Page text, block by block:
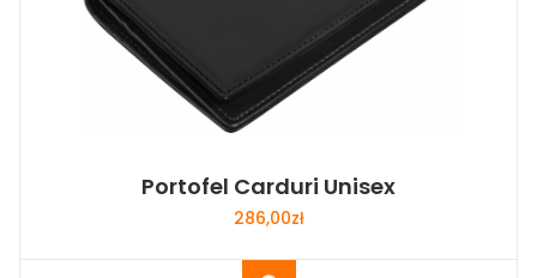
Portofel Carduri Unisex
286,00zł